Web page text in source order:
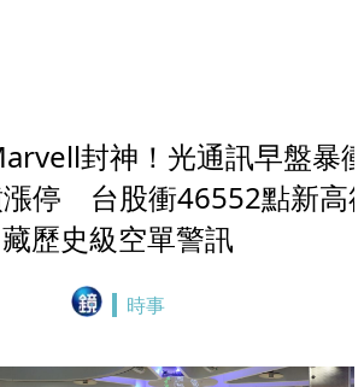
封神！光通訊早盤暴
漲停 台股衝46552點新高
藏歷史級空單警訊
時事